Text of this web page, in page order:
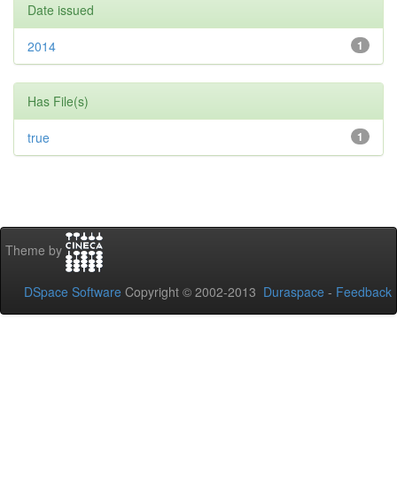
Date issued
1
2014
Has File(s)
1
true
Theme by
DSpace Software Copyright © 2002-2013 Duraspace - Feedback